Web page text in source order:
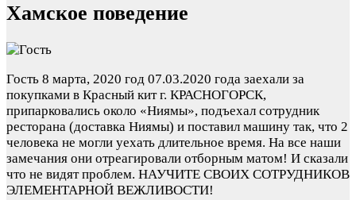
Хамское поведение
Гость 8 марта, 2020 год 07.03.2020 года заехали за
покупками в Красный кит г. КРАСНОГОРСК,
припарковались около «Ниямы», подъехал сотрудник
ресторана (доставка Ниямы) и поставил машину так, что 2
человека не могли уехать длительное время. На все наши
замечания они отреагировали отборным матом! И сказали
что не видят проблем. НАУЧИТЕ СВОИХ СОТРУДНИКОВ
ЭЛЕМЕНТАРНОЙ ВЕЖЛИВОСТИ!